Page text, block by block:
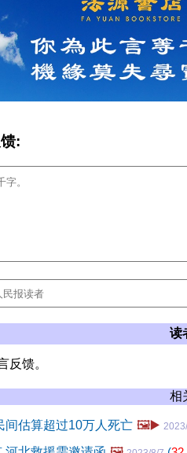
:
读
反馈。
相
间估算超过10万人死亡 🖼️▶️